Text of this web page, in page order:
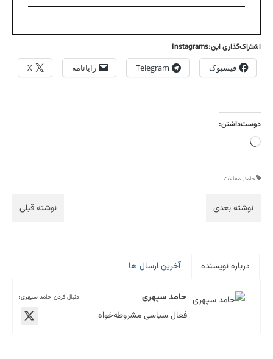
اشتراک‌گذاری این:Instagrams
فیسبوک
Telegram رایانامه X
دوست‌داشتن:
بارگذاری...
حامد, مقالات
نوشته قبلی نوشته بعدی
درباره نویسنده آخرین ارسال ها
دنبال کردن حامد سپهری:
حامد سپهری
فعال سیاسی مشروطه‌خواه